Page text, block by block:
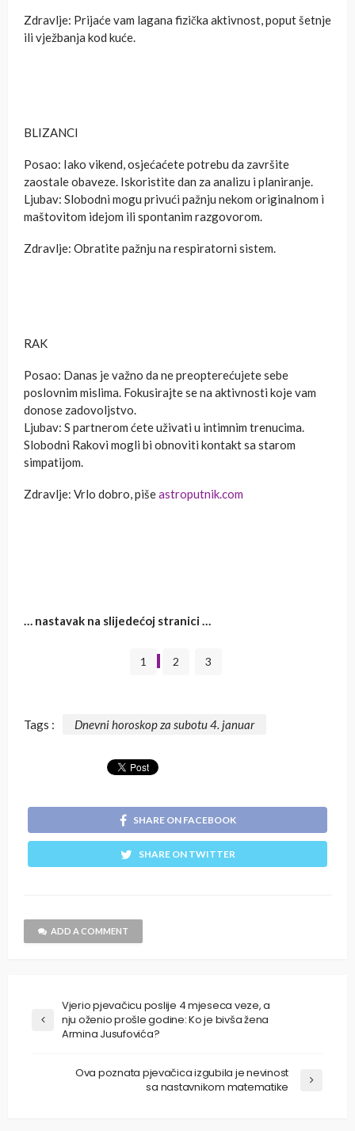
Zdravlje: Prijaće vam lagana fizička aktivnost, poput šetnje
ili vježbanja kod kuće.
BLIZANCI
Posao: Iako vikend, osjećaćete potrebu da završite
zaostale obaveze. Iskoristite dan za analizu i planiranje.
Ljubav: Slobodni mogu privući pažnju nekom originalnom i
maštovitom idejom ili spontanim razgovorom.
Zdravlje: Obratite pažnju na respiratorni sistem.
RAK
Posao: Danas je važno da ne preopterećujete sebe
poslovnim mislima. Fokusirajte se na aktivnosti koje vam
donose zadovoljstvo.
Ljubav: S partnerom ćete uživati u intimnim trenucima.
Slobodni Rakovi mogli bi obnoviti kontakt sa starom
simpatijom.
Zdravlje: Vrlo dobro, pišeastroputnik.com
… nastavak na slijedećoj stranici …
1 2 3
Tags : Dnevni horoskop za subotu 4. januar
SHARE ON FACEBOOK
SHARE ON TWITTER
ADD A COMMENT
Vjerio pjevačicu poslije 4 mjeseca veze, a
nju oženio prošle godine: Ko je bivša žena
Armina Jusufovića?
Ova poznata pjevačica izgubila je nevinost
sa nastavnikom matematike